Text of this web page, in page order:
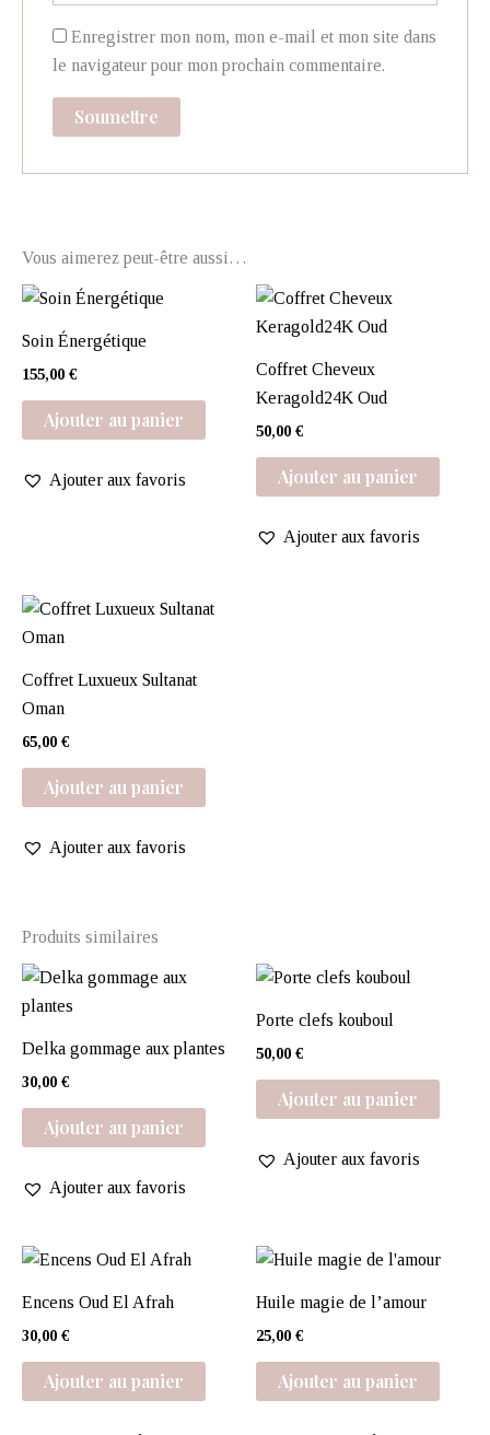
Enregistrer mon nom, mon e-mail et mon site dans
le navigateur pour mon prochain commentaire.
Vous aimerez peut-être aussi…
Soin Énergétique
155,00 €
Ajouter au panier
Ajouter aux favoris
Coffret Cheveux
Keragold24K Oud
50,00 €
Ajouter au panier
Ajouter aux favoris
Coffret Luxueux Sultanat
Oman
65,00 €
Ajouter au panier
Ajouter aux favoris
Produits similaires
Delka gommage aux plantes
30,00 €
Ajouter au panier
Ajouter aux favoris
Porte clefs kouboul
50,00 €
Ajouter au panier
Ajouter aux favoris
Encens Oud El Afrah
30,00 €
Ajouter au panier
Huile magie de l’amour
25,00 €
Ajouter au panier